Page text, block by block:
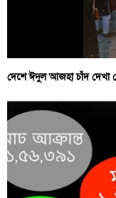
দেশে ঈদুল আজহা চাঁদ দেখা